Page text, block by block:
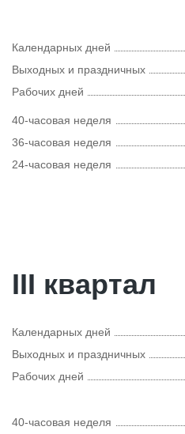
Календарных дней
Выходных и праздничных
Рабочих дней
40-часовая неделя
36-часовая неделя
24-часовая неделя
III квартал
Календарных дней
Выходных и праздничных
Рабочих дней
40-часовая неделя